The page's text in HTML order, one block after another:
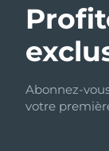
Abonnez-
votre